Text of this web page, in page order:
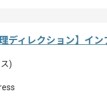
ディレクション】イ
)